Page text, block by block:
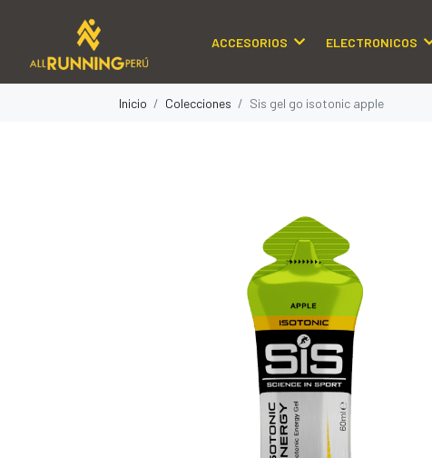
ACCESORIOS ELECTRONICOS
Inicio Colecciones Sis gel go isotonic apple